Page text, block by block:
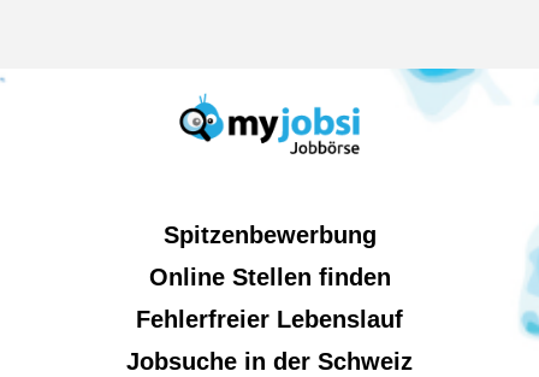
Spitzenbewerbung
Online Stellen finden
Fehlerfreier Lebenslauf
Jobsuche in der Schweiz